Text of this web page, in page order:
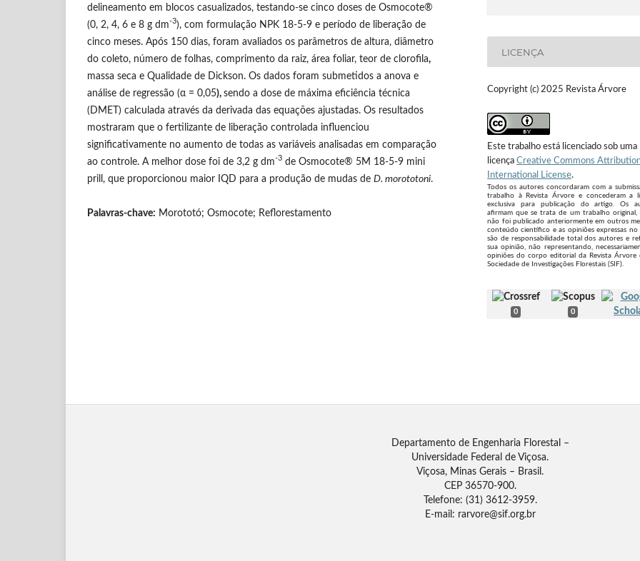
delineamento em blocos casualizados, testando-se cinco doses de Osmocote®
(0, 2, 4, 6 e 8 g dm-3), com formulação NPK 18-5-9 e período de liberação de
cinco meses. Após 150 dias, foram avaliados os parâmetros de altura, diâmetro
do coleto, número de folhas, comprimento da raiz, área foliar, teor de clorofila,
massa seca e Qualidade de Dickson. Os dados foram submetidos a anova e
análise de regressão (α = 0,05), sendo a dose de máxima eficiência técnica
(DMET) calculada através da derivada das equações ajustadas. Os resultados
mostraram que o fertilizante de liberação controlada influenciou
significativamente no aumento de todas as variáveis analisadas em comparação
ao controle. A melhor dose foi de 3,2 g dm-3 de Osmocote® 5M 18-5-9 mini
prill, que proporcionou maior IQD para a produção de mudas de D. morototoni.
Palavras-chave: Morototó; Osmocote; Reflorestamento
LICENÇA
Copyright (c) 2025 Revista Árvore
Este trabalho está licenciado sob uma
licença Creative Commons
International License.
Todos os autores concordaram com a
trabalho à Revista Árvore e concederam a
exclusiva para publicação do artigo. Os
afirmam que se trata de um trabalho original,
não foi publicado anteriormente em outros
conteúdo científico e as opiniões expressas no
são de responsabilidade total dos autores e
sua opinião, não representando,
opiniões do corpo editorial da Revista Árvore
Sociedade de Investigações Florestais (SIF).
0 0
Departamento de Engenharia Florestal –
Universidade Federal de Viçosa.
Viçosa, Minas Gerais – Brasil.
CEP 36570-900.
Telefone: (31) 3612-3959.
E-mail: rarvore@sif.org.br